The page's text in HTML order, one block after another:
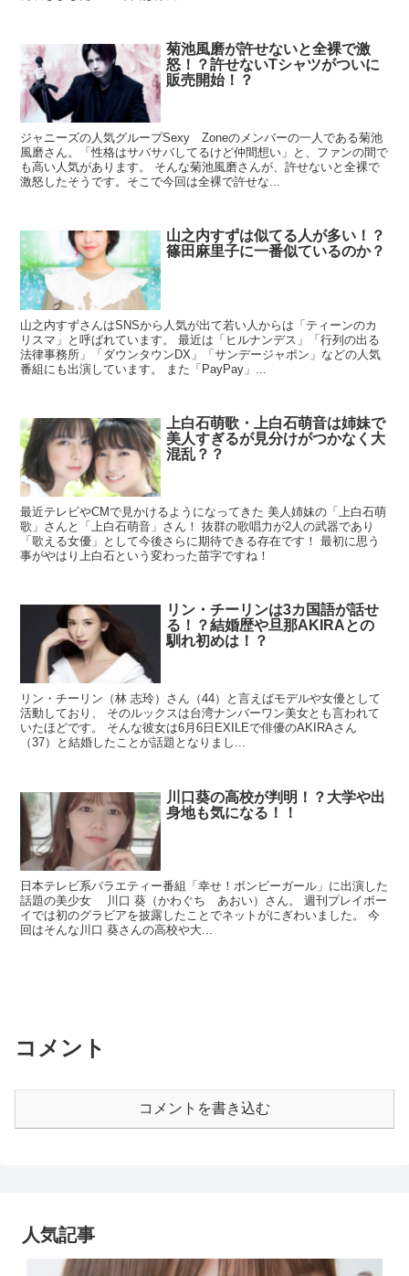
菊池風磨が許せないと全裸で激
怒！？許せないTシャツがついに
販売開始！？
ジャニーズの人気グループSexy Zoneのメンバーの一人である菊池
風磨さん。「性格はサバサバしてるけど仲間想い」と、ファンの間で
も高い人気があります。 そんな菊池風磨さんが、許せないと全裸で
激怒したそうです。そこで今回は全裸で許せな...
山之内すずは似てる人が多い！？
篠田麻里子に一番似ているのか？
山之内すずさんはSNSから人気が出て若い人からは「ティーンのカ
リスマ」と呼ばれています。 最近は「ヒルナンデス」「行列の出る
法律事務所」「ダウンタウンDX」「サンデージャポン」などの人気
番組にも出演しています。 また「PayPay」...
上白石萌歌・上白石萌音は姉妹で
美人すぎるが見分けがつかなく大
混乱？？
最近テレビやCMで見かけるようになってきた 美人姉妹の「上白石萌
歌」さんと「上白石萌音」さん！ 抜群の歌唱力が2人の武器であり
「歌える女優」として今後さらに期待できる存在です！ 最初に思う
事がやはり上白石という変わった苗字ですね！
リン・チーリンは3カ国語が話せ
る！？結婚歴や旦那AKIRAとの
馴れ初めは！？
リン・チーリン（林 志玲）さん（44）と言えばモデルや女優として
活動しており、 そのルックスは台湾ナンバーワン美女とも言われて
いたほどです。 そんな彼女は6月6日EXILEで俳優のAKIRAさん
（37）と結婚したことが話題となりまし...
川口葵の高校が判明！？大学や出
身地も気になる！！
日本テレビ系バラエティー番組「幸せ！ボンビーガール」に出演した
話題の美少女 川口 葵（かわぐち あおい）さん。 週刊プレイボー
イでは初のグラビアを披露したことでネットがにぎわいました。 今
回はそんな川口 葵さんの高校や大...
コメント
コメントを書き込む
人気記事